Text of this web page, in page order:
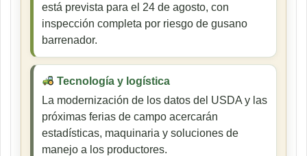
está prevista para el 24 de agosto, con
inspección completa por riesgo de gusano
barrenador.
Tecnología y logística
La modernización de los datos del USDA y las
próximas ferias de campo acercarán
estadísticas, maquinaria y soluciones de
manejo a los productores.